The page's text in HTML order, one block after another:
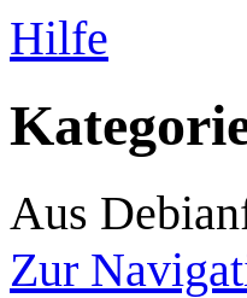
Hilfe
Aus
Zur